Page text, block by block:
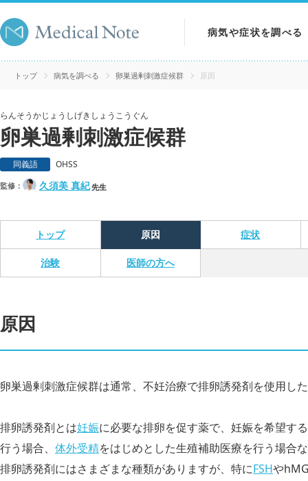
病気や症状を調べる
病気を調べる
トップ 病気を調べる 卵巣過剰刺激症候群 原因
らんそうかじょうしげきしょうこうぐん
卵巣過剰刺激症候群
同義語 OHSS
監修： 久須美 真紀先生
トップ 原因 症状
治験 医師の方へ
原因
卵巣過剰刺激症候群は通常、不妊治療で排卵誘発剤を使用し
排卵誘発剤とは妊娠に必要な排卵を促す薬で、妊娠を希望す
行う場合、 体外受精をはじめとした生殖補助医療を行う場合
排卵誘発剤にはさまざまな種類がありますが、特にFSHや